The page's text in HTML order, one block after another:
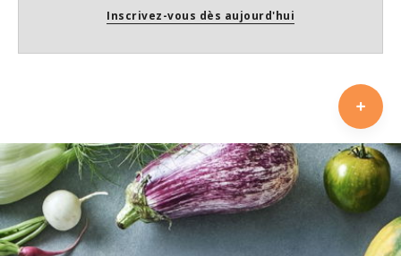
Inscrivez-vous dès aujourd'hui